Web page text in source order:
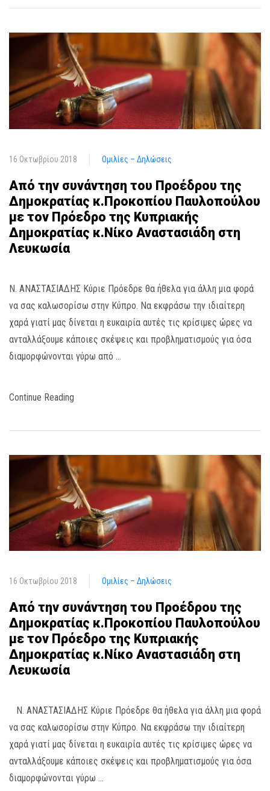
16 Οκτωβρίου 2018 Ομιλίες – Δηλώσεις
Από την συνάντηση του Προέδρου της
Δημοκρατίας κ.Προκοπίου Παυλοπούλου
με τον Πρόεδρο της Κυπριακής
Δημοκρατίας κ.Νίκο Αναστασιάδη στη
Λευκωσία
Ν. ΑΝΑΣΤΑΣΙΑΔΗΣ Κύριε Πρόεδρε θα ήθελα για άλλη μια φορά
να σας καλωσορίσω στην Κύπρο. Να εκφράσω την ιδιαίτερη
χαρά γιατί μας δίνεται η ευκαιρία αυτές τις κρίσιμες ώρες να
ανταλλάξουμε κάποιες σκέψεις και προβληματισμούς για όσα
διαμορφώνονται γύρω από …
Continue Reading
16 Οκτωβρίου 2018 Ομιλίες – Δηλώσεις
Από την συνάντηση του Προέδρου της
Δημοκρατίας κ.Προκοπίου Παυλοπούλου
με τον Πρόεδρο της Κυπριακής
Δημοκρατίας κ.Νίκο Αναστασιάδη στη
Λευκωσία
Ν. ΑΝΑΣΤΑΣΙΑΔΗΣ Κύριε Πρόεδρε θα ήθελα για άλλη μια φορά
να σας καλωσορίσω στην Κύπρο. Να εκφράσω την ιδιαίτερη
χαρά γιατί μας δίνεται η ευκαιρία αυτές τις κρίσιμες ώρες να
ανταλλάξουμε κάποιες σκέψεις και προβληματισμούς για όσα
διαμορφώνονται γύρω …